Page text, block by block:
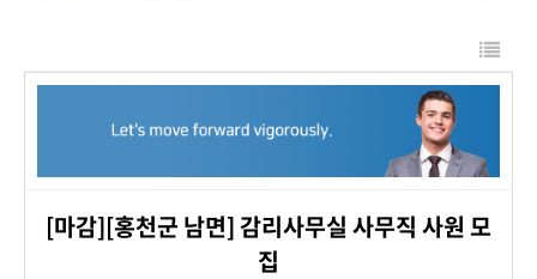
[마감][홍천군 남면] 감리사무실 사무직 사원 모
집